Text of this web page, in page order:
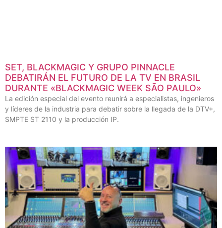
SET, BLACKMAGIC Y GRUPO PINNACLE
DEBATIRÁN EL FUTURO DE LA TV EN BRASIL
DURANTE «BLACKMAGIC WEEK SÃO PAULO»
La edición especial del evento reunirá a especialistas, ingenieros
y líderes de la industria para debatir sobre la llegada de la DTV+,
SMPTE ST 2110 y la producción IP.